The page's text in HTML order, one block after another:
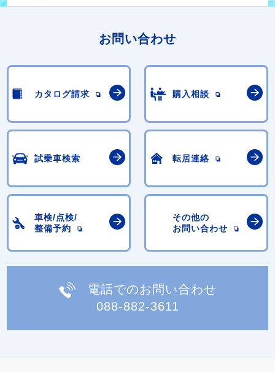
お問い合わせ
カタログ請求 購入相談
試乗車検索 転居連絡
車検/点検/
整備予約
その他の
お問い合わせ
電話でのお問い合わせ
088-882-3611